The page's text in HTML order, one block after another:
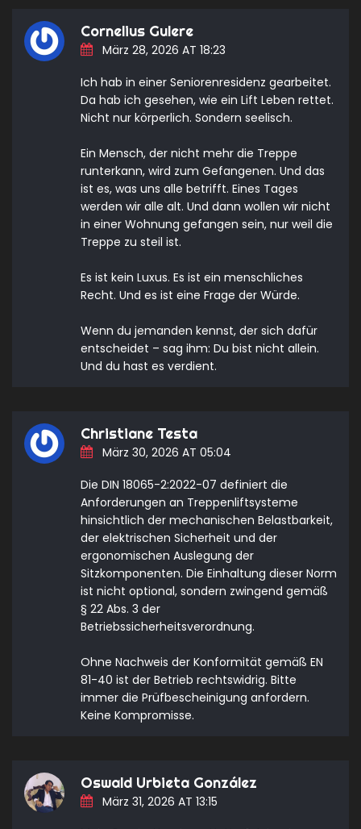
Cornelius Gulere
März 28, 2026 AT 18:23
Ich hab in einer Seniorenresidenz gearbeitet.
Da hab ich gesehen, wie ein Lift Leben rettet.
Nicht nur körperlich. Sondern seelisch.
Ein Mensch, der nicht mehr die Treppe
runterkann, wird zum Gefangenen. Und das
ist es, was uns alle betrifft. Eines Tages
werden wir alle alt. Und dann wollen wir nicht
in einer Wohnung gefangen sein, nur weil die
Treppe zu steil ist.
Es ist kein Luxus. Es ist ein menschliches
Recht. Und es ist eine Frage der Würde.
Wenn du jemanden kennst, der sich dafür
entscheidet – sag ihm: Du bist nicht allein.
Und du hast es verdient.
Christiane Testa
März 30, 2026 AT 05:04
Die DIN 18065-2:2022-07 definiert die
Anforderungen an Treppenliftsysteme
hinsichtlich der mechanischen Belastbarkeit,
der elektrischen Sicherheit und der
ergonomischen Auslegung der
Sitzkomponenten. Die Einhaltung dieser Norm
ist nicht optional, sondern zwingend gemäß
§ 22 Abs. 3 der
Betriebssicherheitsverordnung.
Ohne Nachweis der Konformität gemäß EN
81-40 ist der Betrieb rechtswidrig. Bitte
immer die Prüfbescheinigung anfordern.
Keine Kompromisse.
Oswald Urbieta González
März 31, 2026 AT 13:15